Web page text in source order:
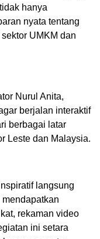
hanya
nyata tentang
UMKM dan
Nurul Anita,
berjalan interaktif
berbagai latar
Leste dan Malaysia.
langsung
rekaman video
ini setara